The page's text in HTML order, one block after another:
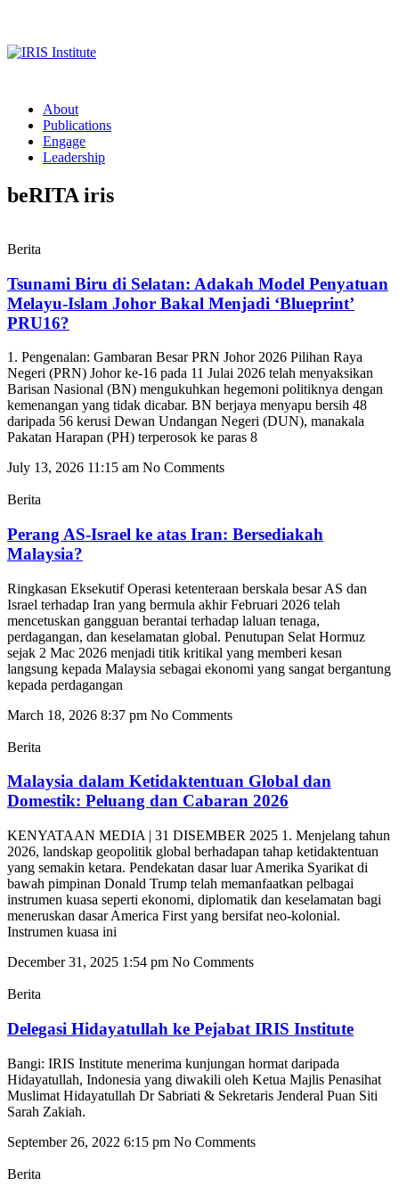
About
Publications
Engage
Leadership
beRITA iris
Berita
Tsunami Biru di Selatan: Adakah Model Penyatuan
Melayu-Islam Johor Bakal Menjadi ‘Blueprint’
PRU16?
1. Pengenalan: Gambaran Besar PRN Johor 2026 Pilihan Raya
Negeri (PRN) Johor ke-16 pada 11 Julai 2026 telah menyaksikan
Barisan Nasional (BN) mengukuhkan hegemoni politiknya dengan
kemenangan yang tidak dicabar. BN berjaya menyapu bersih 48
daripada 56 kerusi Dewan Undangan Negeri (DUN), manakala
Pakatan Harapan (PH) terperosok ke paras 8
July 13, 2026 11:15 am No Comments
Berita
Perang AS-Israel ke atas Iran: Bersediakah
Malaysia?
Ringkasan Eksekutif Operasi ketenteraan berskala besar AS dan
Israel terhadap Iran yang bermula akhir Februari 2026 telah
mencetuskan gangguan berantai terhadap laluan tenaga,
perdagangan, dan keselamatan global. Penutupan Selat Hormuz
sejak 2 Mac 2026 menjadi titik kritikal yang memberi kesan
langsung kepada Malaysia sebagai ekonomi yang sangat bergantung
kepada perdagangan
March 18, 2026 8:37 pm No Comments
Berita
Malaysia dalam Ketidaktentuan Global dan
Domestik: Peluang dan Cabaran 2026
KENYATAAN MEDIA | 31 DISEMBER 2025 1. Menjelang tahun
2026, landskap geopolitik global berhadapan tahap ketidaktentuan
yang semakin ketara. Pendekatan dasar luar Amerika Syarikat di
bawah pimpinan Donald Trump telah memanfaatkan pelbagai
instrumen kuasa seperti ekonomi, diplomatik dan keselamatan bagi
meneruskan dasar America First yang bersifat neo-kolonial.
Instrumen kuasa ini
December 31, 2025 1:54 pm No Comments
Berita
Delegasi Hidayatullah ke Pejabat IRIS Institute
Bangi: IRIS Institute menerima kunjungan hormat daripada
Hidayatullah, Indonesia yang diwakili oleh Ketua Majlis Penasihat
Muslimat Hidayatullah Dr Sabriati & Sekretaris Jenderal Puan Siti
Sarah Zakiah.
September 26, 2022 6:15 pm No Comments
Berita